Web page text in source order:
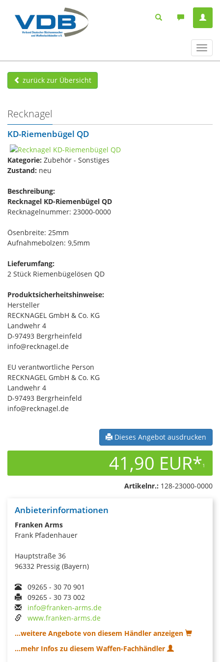
ein-/
zurück zur Übersicht
Recknagel
KD-Riemenbügel QD
Kategorie: Zubehör - Sonstiges
Zustand: neu
Beschreibung:
Recknagel KD-Riemenbügel QD
Recknagelnummer: 23000-0000
Ösenbreite: 25mm
Aufnahmebolzen: 9,5mm
Lieferumfang:
2 Stück Riemenbügelösen QD
Produktsicherheitshinweise:
Hersteller
RECKNAGEL GmbH & Co. KG
Landwehr 4
D-97493 Bergrheinfeld
info@recknagel.de
EU verantwortliche Person
RECKNAGEL GmbH & Co. KG
Landwehr 4
D-97493 Bergrheinfeld
info@recknagel.de
Dieses Angebot ausdrucken
41,90 EUR*1
Artikelnr.: 128-23000-0000
Anbieterinformationen
Franken Arms
Frank Pfadenhauer
Hauptstraße 36
96332 Pressig (Bayern)
09265 - 30 70 901
09265 - 30 73 002
info@franken-arms.de
www.franken-arms.de
...weitere Angebote von diesem Händler anzeigen
...mehr Infos zu diesem Waffen-Fachhändler